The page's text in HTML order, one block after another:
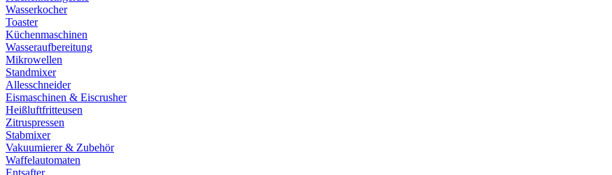
Wasserkocher
Toaster
Küchenmaschinen
Wasseraufbereitung
Mikrowellen
Standmixer
Allesschneider
Eismaschinen & Eiscrusher
Heißluftfritteusen
Zitruspressen
Stabmixer
Vakuumierer & Zubehör
Waffelautomaten
Entsafter